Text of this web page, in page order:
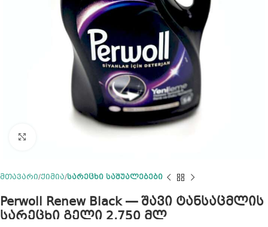
მთავარი ქიმია სარეცხი საშუალებები
Perwoll Renew Black — შავი ტანსაცმლის
სარეცხი გელი 2,750 მლ